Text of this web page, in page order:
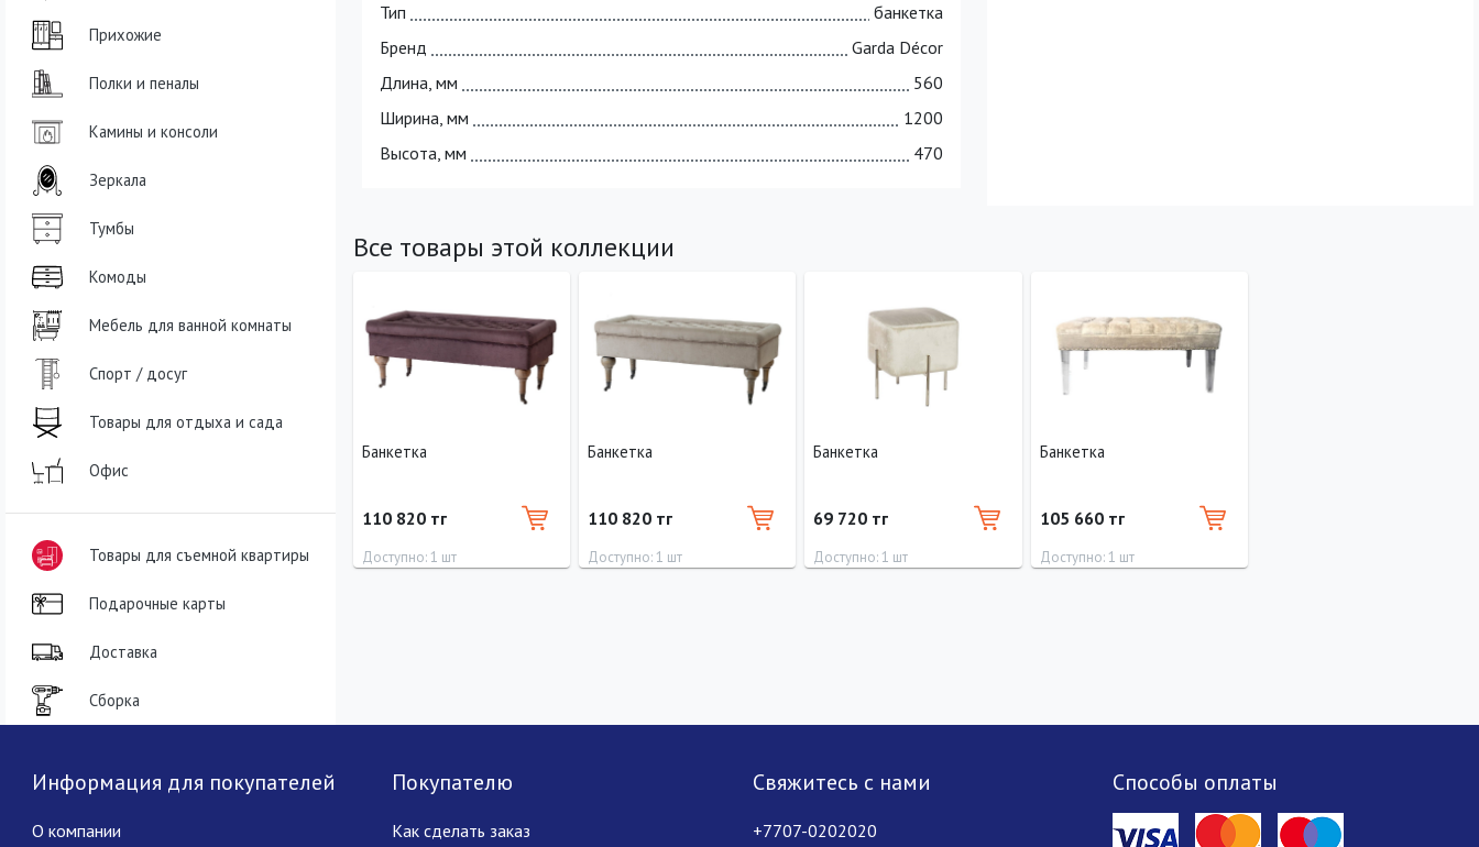
Прихожие
Полки и пеналы
Камины и консоли
Зеркала
Тумбы
Комоды
Мебель для ванной комнаты
Спорт / досуг
Товары для отдыха и сада
Офис
Товары для съемной квартиры
Подарочные карты
Доставка
Сборка
Тип
банкетка
Бренд
Garda Décor
Длина, мм
560
Ширина, мм
1200
Высота, мм
470
Все товары этой коллекции
Банкетка
110 820 тг
Доступно: 1 шт
Банкетка
110 820 тг
Доступно: 1 шт
Банкетка
69 720 тг
Доступно: 1 шт
Банкетка
105 660 тг
Доступно: 1 шт
Информация для покупателей
О компании
Покупателю
Как сделать заказ
Свяжитесь с нами
+7707-0202020
Способы оплаты